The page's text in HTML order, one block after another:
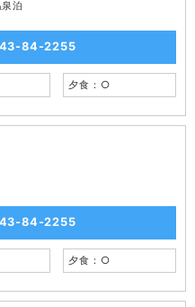
泊
84-2255
夕食：○
84-2255
夕食：○